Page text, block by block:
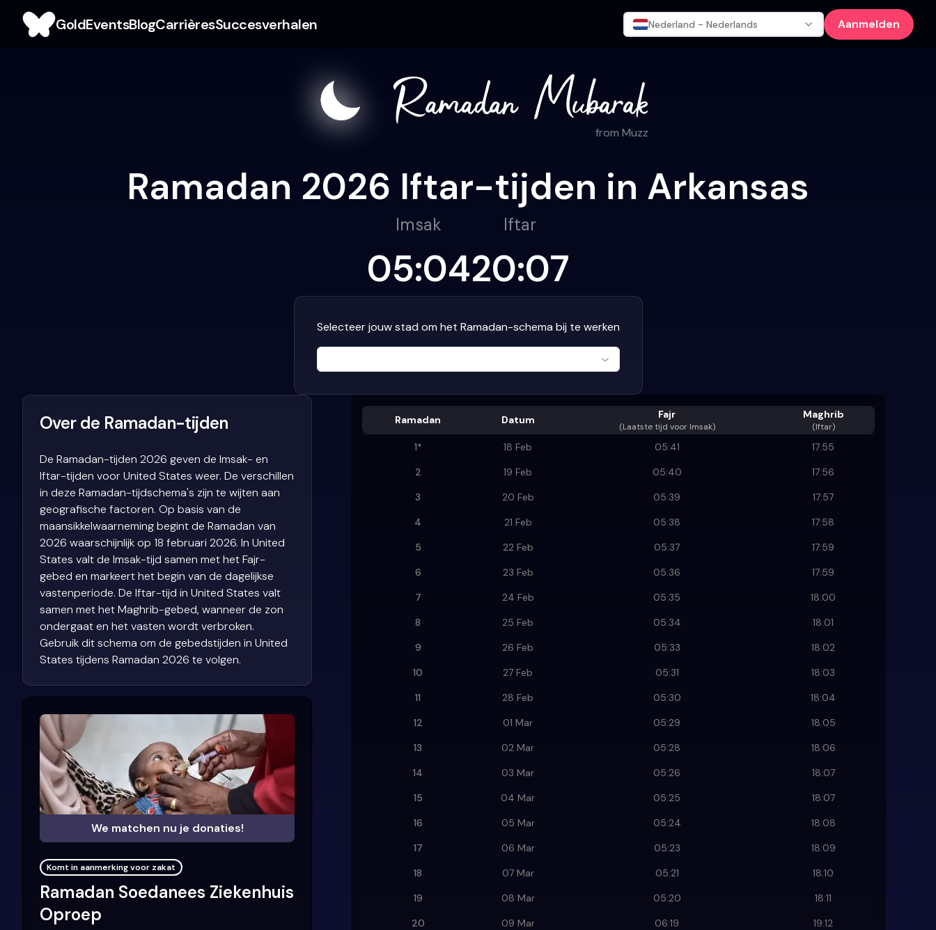
GoldEventsBlogCarrièresSuccesverhalen Nederland - Nederlands Aanmelden
from Muzz
Ramadan 2026 Iftar-tijden in Arkansas
Imsak
05:04
Iftar
20:07
Selecteer jouw stad om het Ramadan-schema bij te werken
Ramadan Datum Fajr
(Laatste tijd voor Imsak)
Maghrib
(Iftar)
1* 18 Feb 05:41
17:55
2
19 Feb 05:40
17:56
3
20 Feb 05:39
17:57
4
21 Feb 05:38
17:58
5
22 Feb 05:37
17:59
6
23 Feb 05:36
17:59
7
24 Feb 05:35
18:00
8
25 Feb 05:34
18:01
9
26 Feb 05:33
18:02
10
27 Feb 05:31
18:03
11
28 Feb 05:30
18:04
12
01 Mar 05:29
18:05
13
02 Mar 05:28
18:06
14
03 Mar 05:26
18:07
15
04 Mar 05:25
18:07
16
05 Mar 05:24
18:08
17
06 Mar 05:23
18:09
18
07 Mar 05:21
18:10
19
08 Mar 05:20
18:11
20
09 Mar 06:19 19:12
Over de Ramadan-tijden
De Ramadan-tijden 2026 geven de Imsak- en
Iftar-tijden voor United States weer. De verschillen
in deze Ramadan-tijdschema's zijn te wijten aan
geografische factoren. Op basis van de
maansikkelwaarneming begint de Ramadan van
2026 waarschijnlijk op 18 februari 2026. In United
States valt de Imsak-tijd samen met het Fajr-
gebed en markeert het begin van de dagelijkse
vastenperiode. De Iftar-tijd in United States valt
samen met het Maghrib-gebed, wanneer de zon
ondergaat en het vasten wordt verbroken.
Gebruik dit schema om de gebedstijden in United
States tijdens Ramadan 2026 te volgen.
We matchen nu je donaties!
Komt in aanmerking voor zakat
Ramadan Soedanees Ziekenhuis
Oproep